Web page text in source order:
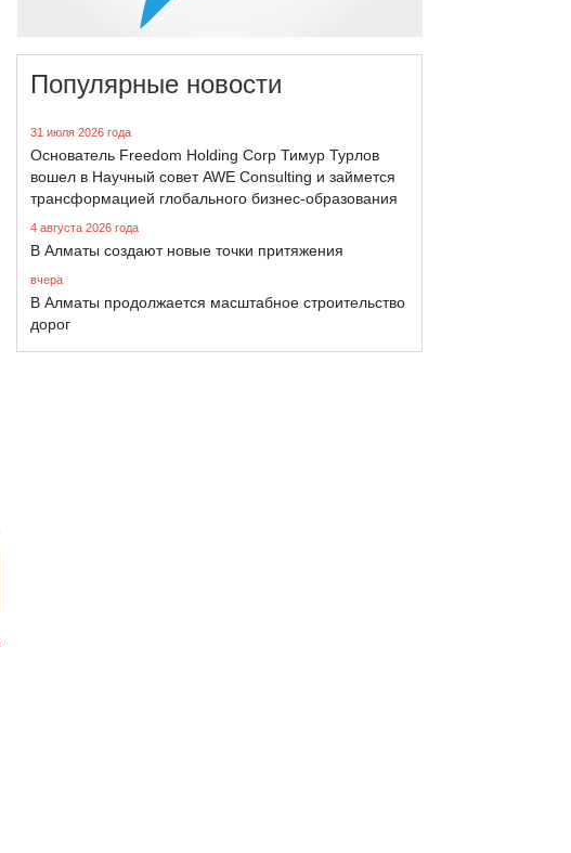
Популярные новости
31 июля 2026 года
Основатель Freedom Holding Corp Тимур Турлов
вошел в Научный совет AWE Consulting и займется
трансформацией глобального бизнес-образования
4 августа 2026 года
В Алматы создают новые точки притяжения
вчера
В Алматы продолжается масштабное строительство
дорог